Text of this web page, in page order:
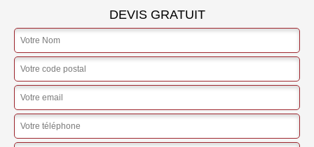
DEVIS GRATUIT